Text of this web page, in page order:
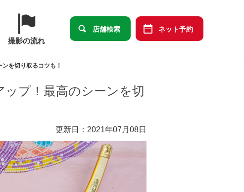
撮影の流れ
店舗検索 ネット予約
を切り取るコツも！
プ！最高のシーンを切
更新日：2021年07月08日